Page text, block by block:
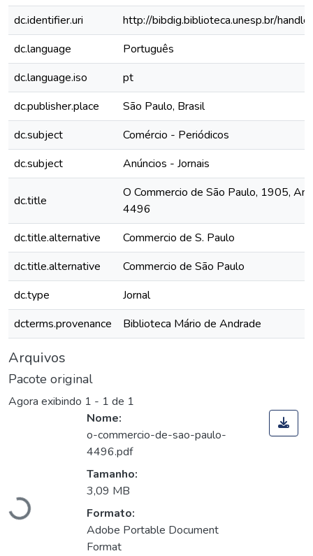
dc.identifier.uri
http://bibdig.biblioteca.unesp.br/
dc.language
Português
dc.language.iso
pt
dc.publisher.place
São Paulo, Brasil
dc.subject
Comércio - Periódicos
dc.subject
Anúncios - Jornais
dc.title
O Commercio de São Paulo, 1905,
4496
dc.title.alternative
Commercio de S. Paulo
dc.title.alternative
Commercio de São Paulo
dc.type
Jornal
dcterms.provenance
Biblioteca Mário de Andrade
Arquivos
Pacote original
Agora exibindo 1 - 1 de 1
Carregando...
Nome:
o-commercio-de-sao-paulo-
4496.pdf
Tamanho:
3,09 MB
Formato:
Adobe Portable Document
Format